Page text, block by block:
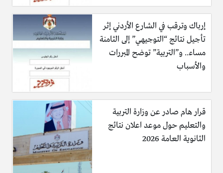
إرباك وترقب في الشارع الأردني إثر
تأجيل نتائج “التوجيهي” إلى الثامنة
مساء.. و”التربية” توضح المبررات
والأسباب
قرار هام صادر عن وزارة التربية
والتعليم حول موعد اعلان نتائج
الثانوية العامة 2026